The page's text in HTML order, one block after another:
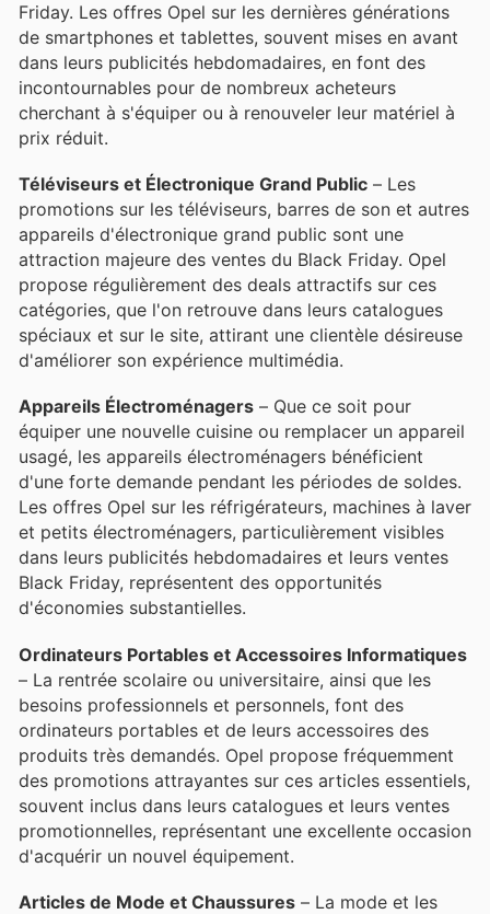
Friday. Les offres Opel sur les dernières générations
de smartphones et tablettes, souvent mises en avant
dans leurs publicités hebdomadaires, en font des
incontournables pour de nombreux acheteurs
cherchant à s'équiper ou à renouveler leur matériel à
prix réduit.
Téléviseurs et Électronique Grand Public – Les
promotions sur les téléviseurs, barres de son et autres
appareils d'électronique grand public sont une
attraction majeure des ventes du Black Friday. Opel
propose régulièrement des deals attractifs sur ces
catégories, que l'on retrouve dans leurs catalogues
spéciaux et sur le site, attirant une clientèle désireuse
d'améliorer son expérience multimédia.
Appareils Électroménagers – Que ce soit pour
équiper une nouvelle cuisine ou remplacer un appareil
usagé, les appareils électroménagers bénéficient
d'une forte demande pendant les périodes de soldes.
Les offres Opel sur les réfrigérateurs, machines à laver
et petits électroménagers, particulièrement visibles
dans leurs publicités hebdomadaires et leurs ventes
Black Friday, représentent des opportunités
d'économies substantielles.
Ordinateurs Portables et Accessoires Informatiques
– La rentrée scolaire ou universitaire, ainsi que les
besoins professionnels et personnels, font des
ordinateurs portables et de leurs accessoires des
produits très demandés. Opel propose fréquemment
des promotions attrayantes sur ces articles essentiels,
souvent inclus dans leurs catalogues et leurs ventes
promotionnelles, représentant une excellente occasion
d'acquérir un nouvel équipement.
Articles de Mode et Chaussures – La mode et les